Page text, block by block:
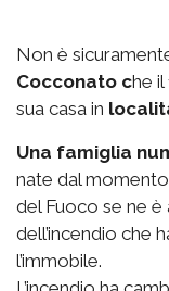
Non è
Cocconato che
sua casa in
Una famiglia
nate dal momento
del Fuoco se ne
dell’incendio che
l’immobile.